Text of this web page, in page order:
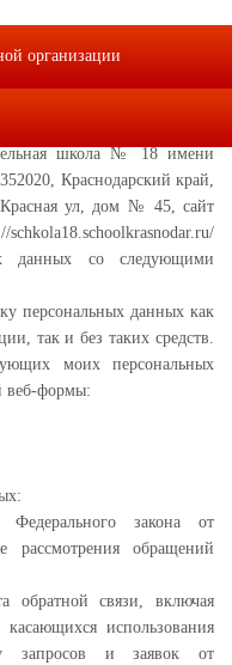
общеобразовательное
школа № 18 имени
Краснодарский край,
ул, дом № 45, сайт
данных со следующими
персональных данных как
так и без таких средств.
моих персональных
веб-формы:
закона от
обращений
обратной связи, включая
использования
запросов и заявок от
организации